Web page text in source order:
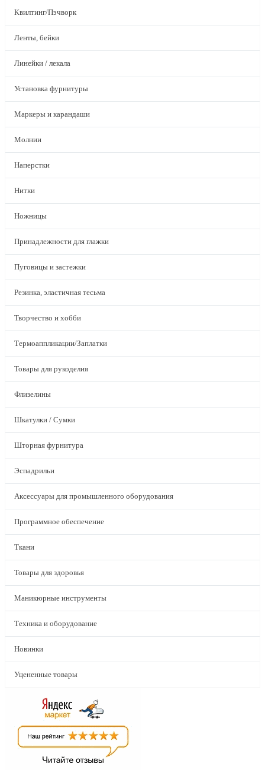
Квилтинг/Пэчворк
Ленты, бейки
Линейки / лекала
Установка фурнитуры
Маркеры и карандаши
Молнии
Наперстки
Нитки
Ножницы
Принадлежности для глажки
Пуговицы и застежки
Резинка, эластичная тесьма
Творчество и хобби
Термоаппликации/Заплатки
Товары для рукоделия
Флизелины
Шкатулки / Сумки
Шторная фурнитура
Эспадрильи
Аксессуары для промышленного оборудования
Программное обеспечение
Ткани
Товары для здоровья
Маникюрные инструменты
Техника и оборудование
Новинки
Уцененные товары